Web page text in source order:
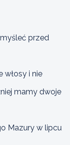
przed
włosy i nie
mamy dwoje
Mazury w lipcu